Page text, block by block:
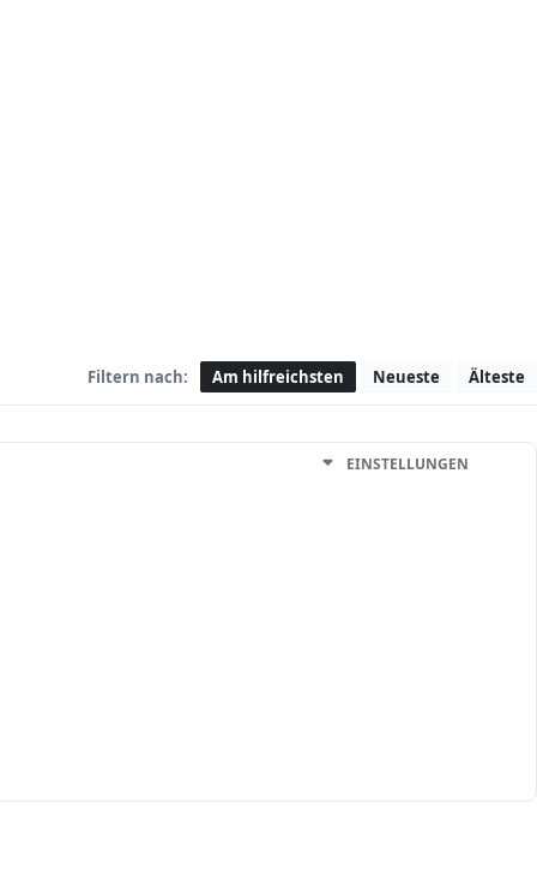
Filtern nach: Am hilfreichsten Neueste Älteste
EINSTELLUNGEN